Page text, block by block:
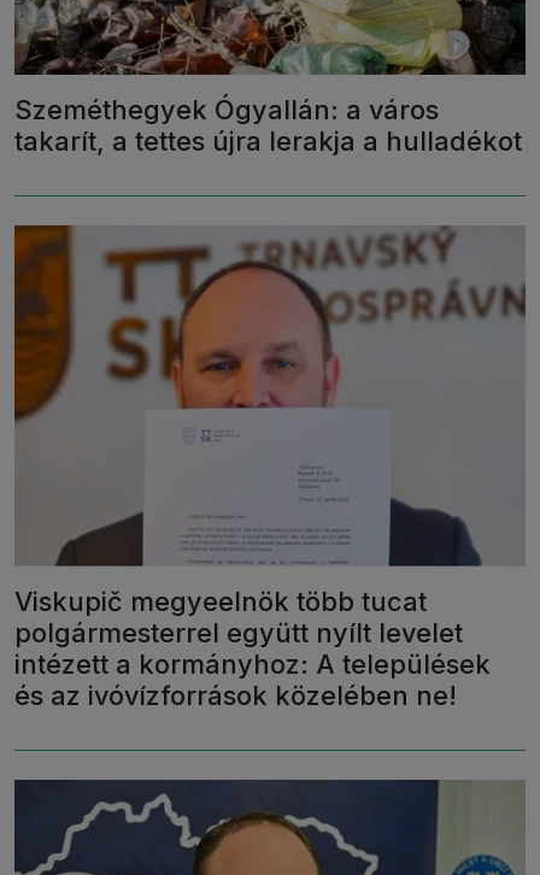
Szeméthegyek Ógyallán: a város
takarít, a tettes újra lerakja a hulladékot
Viskupič megyeelnök több tucat
polgármesterrel együtt nyílt levelet
intézett a kormányhoz: A települések
és az ivóvízforrások közelében ne!